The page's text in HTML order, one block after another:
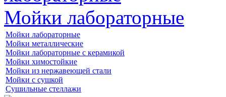
Мойки лабораторные
Мойки лабораторные
Мойки металлические
Мойки лабораторные с керамикой
Мойки химостойкие
Мойки из нержавеющей стали
Мойки с сушкой
Сушильные стеллажи